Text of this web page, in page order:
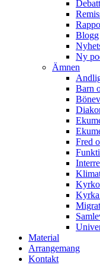
Blogg
Ny
Ämnen
Barn
Fred
Kyrka
Material
Arrangemang
Kontakt